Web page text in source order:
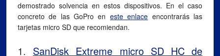
demostrado solvencia en estos dispositivos. En el caso
concreto de las GoPro en este enlace encontrarás las
tarjetas micro SD que recomiendan.
1. SanDisk Extreme micro SD HC de